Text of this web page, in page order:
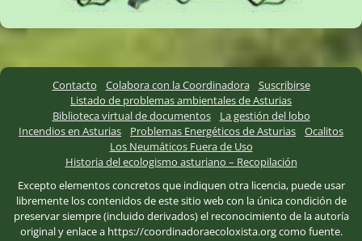
Contacto Colabora con la Coordinadora
Suscribirse
Listado de problemas ambientales de Asturias
Biblioteca virtual de documentos
La gestión del lobo
Incendios en Asturias
Problemas Energéticos de Asturias
Ocalitos
Los Neumáticos Fuera de Uso
Historia del ecologismo asturiano – Recopilación
Excepto elementos concretos que indiquen otra licencia, puede usar
libremente los contenidos de este sitio web con la única condición de
preservar siempre (incluido derivados) el reconocimiento de la autoría
original y enlace a https://coordinadoraecoloxista.org como fuente.